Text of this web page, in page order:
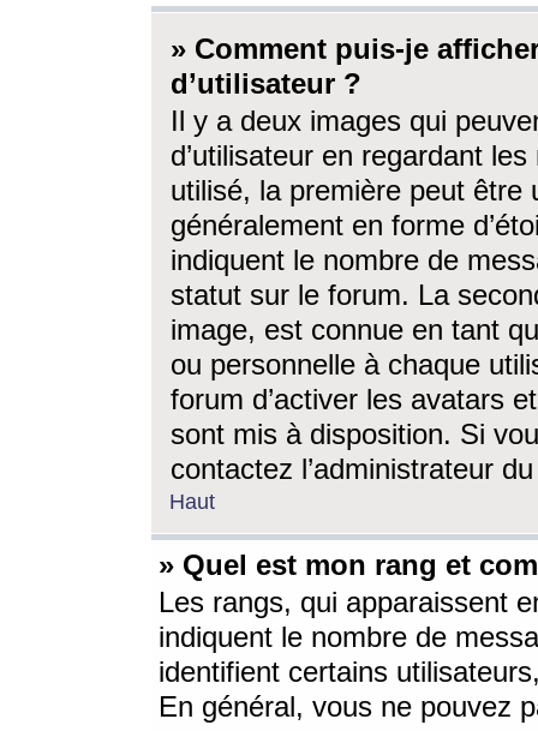
» Comment puis-je
d’utilisateur ?
Il y a deux images qui
d’utilisateur en regardant
utilisé, la première peut être
généralement en forme
indiquent le nombre de
statut sur le forum. La
image, est connue en tant
ou personnelle à chaque
forum d’activer les avatars
sont mis à disposition. Si
contactez l’administrateur
Haut
» Quel est mon rang et
Les rangs, qui apparaissent
indiquent le nombre de
identifient certains
En général, vous ne pouvez